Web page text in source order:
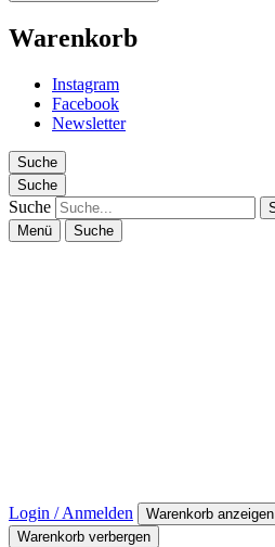
Warenkorb
Instagram
Facebook
Newsletter
Suche
Suche
Suche
Menü Suche
Login / Anmelden Warenkorb anzeigen
Warenkorb verbergen